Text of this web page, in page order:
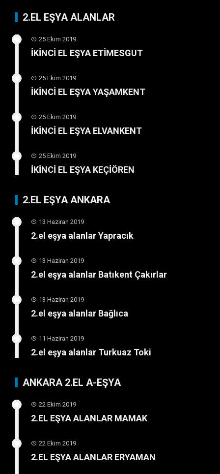
2.EL EŞYA ALANLAR
25 Ekim 2019
İKİNCİ EL EŞYA ETİMESGUT
25 Ekim 2019
İKİNCİ EL EŞYA YAŞAMKENT
25 Ekim 2019
İKİNCİ EL EŞYA ELVANKENT
25 Ekim 2019
İKİNCİ EL EŞYA KEÇİÖREN
2.EL EŞYA ANKARA
13 Haziran 2019
2.el eşya alanlar Yapracık
13 Haziran 2019
2.el eşya alanlar Batıkent Çakırlar
13 Haziran 2019
2.el eşya alanlar Bağlıca
11 Haziran 2019
2.el eşya alanlar Turkuaz Toki
ANKARA 2.EL A-EŞYA
22 Ekim 2019
2.EL EŞYA ALANLAR MAMAK
22 Ekim 2019
2.EL EŞYA ALANLAR ERYAMAN